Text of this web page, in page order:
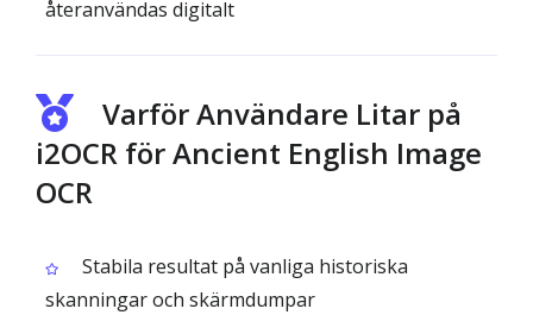
återanvändas digitalt
Varför Användare Litar på
i2OCR för Ancient English Image
OCR
Stabila resultat på vanliga historiska
skanningar och skärmdumpar